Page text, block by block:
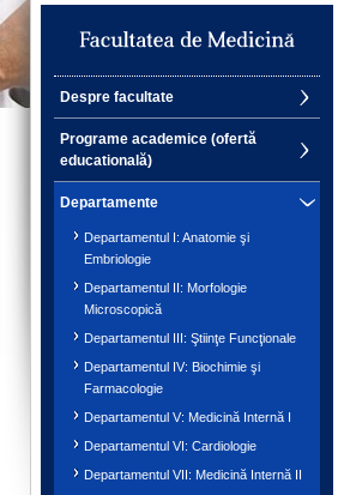
Despre facultate
Programe academice (ofertă
educatională)
Departamente
Departamentul I: Anatomie şi
Embriologie
Departamentul II: Morfologie
Microscopică
Departamentul III: Ştiinţe Funcţionale
Departamentul IV: Biochimie şi
Farmacologie
Departamentul V: Medicină Internă I
Departamentul VI: Cardiologie
Departamentul VII: Medicină Internă II